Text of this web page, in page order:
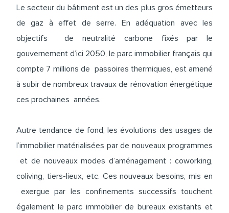
Le secteur du bâtiment est un des plus gros émetteurs
de gaz à effet de serre. En adéquation avec les
objectifs de neutralité carbone fixés par le
gouvernement d’ici 2050, le parc immobilier français qui
compte 7 millions de passoires thermiques, est amené
à subir de nombreux travaux de rénovation énergétique
ces prochaines années.
Autre tendance de fond, les évolutions des usages de
l’immobilier matérialisées par de nouveaux programmes
et de nouveaux modes d’aménagement : coworking,
coliving, tiers-lieux, etc. Ces nouveaux besoins, mis en
exergue par les confinements successifs touchent
également le parc immobilier de bureaux existants et